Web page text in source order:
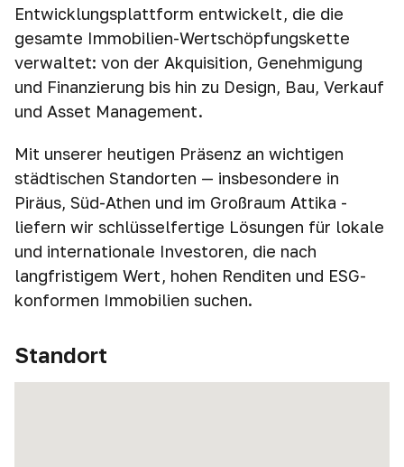
Entwicklungsplattform entwickelt, die die
gesamte Immobilien-Wertschöpfungskette
verwaltet: von der Akquisition, Genehmigung
und Finanzierung bis hin zu Design, Bau, Verkauf
und Asset Management.
Mit unserer heutigen Präsenz an wichtigen
städtischen Standorten — insbesondere in
Piräus, Süd-Athen und im Großraum Attika -
liefern wir schlüsselfertige Lösungen für lokale
und internationale Investoren, die nach
langfristigem Wert, hohen Renditen und ESG-
konformen Immobilien suchen.
Standort